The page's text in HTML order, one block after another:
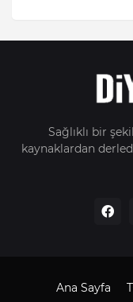
Sağlıklı bir
kaynaklardan
Ana Sayfa